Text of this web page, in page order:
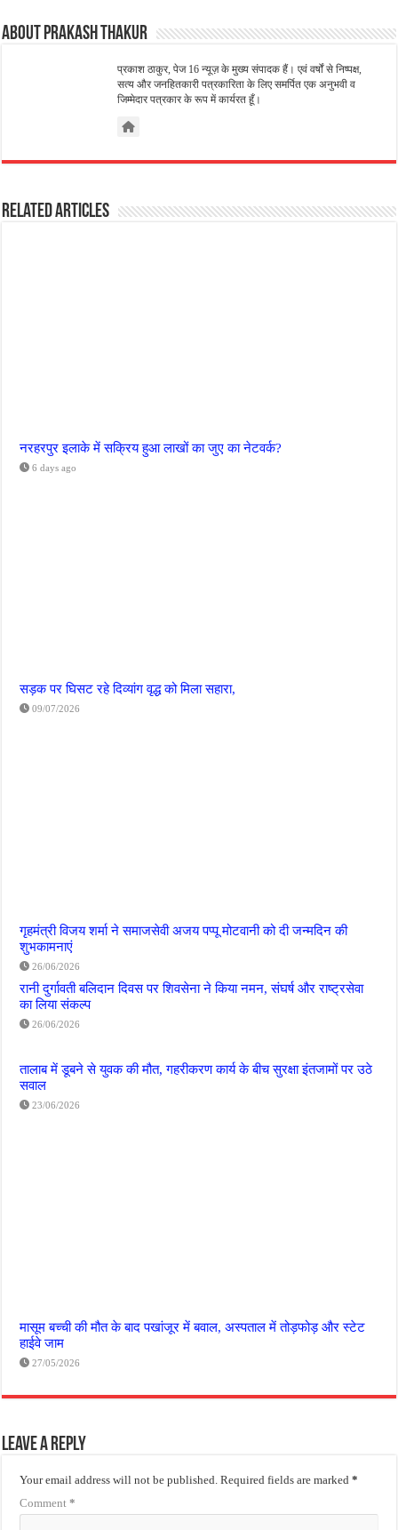
About Prakash Thakur
प्रकाश ठाकुर, पेज 16 न्यूज़ के मुख्य संपादक हैं। एवं वर्षों से निष्पक्ष,
सत्य और जनहितकारी पत्रकारिता के लिए समर्पित एक अनुभवी व
जिम्मेदार पत्रकार के रूप में कार्यरत हूँ।
Related Articles
नरहरपुर इलाके में सक्रिय हुआ लाखों का जुए का नेटवर्क?
6 days ago
सड़क पर घिसट रहे दिव्यांग वृद्ध को मिला सहारा,
09/07/2026
गृहमंत्री विजय शर्मा ने समाजसेवी अजय पप्पू मोटवानी को दी जन्मदिन की
शुभकामनाएं
26/06/2026
रानी दुर्गावती बलिदान दिवस पर शिवसेना ने किया नमन, संघर्ष और राष्ट्रसेवा
का लिया संकल्प
26/06/2026
तालाब में डूबने से युवक की मौत, गहरीकरण कार्य के बीच सुरक्षा इंतजामों पर उठे
सवाल
23/06/2026
मासूम बच्ची की मौत के बाद पखांजूर में बवाल, अस्पताल में तोड़फोड़ और स्टेट
हाईवे जाम
27/05/2026
Leave a Reply
Your email address will not be published. Required fields are marked*
Comment*